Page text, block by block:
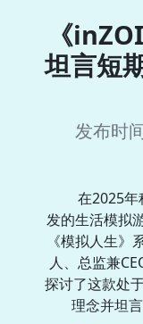
《
坦言短
发布时
在2025
发的生活模拟
《模拟人生
人、总监兼
探讨了这款处
理念并坦